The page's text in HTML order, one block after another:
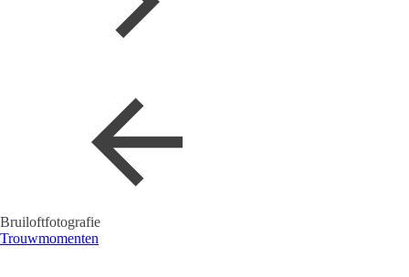
Bruiloftfotografie
Trouwmomenten